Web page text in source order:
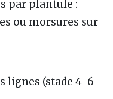
par plantule :
ou morsures sur
lignes (stade 4-6